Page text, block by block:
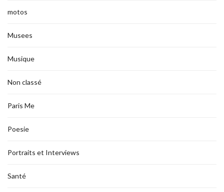
motos
Musees
Musique
Non classé
Paris Me
Poesie
Portraits et Interviews
Santé